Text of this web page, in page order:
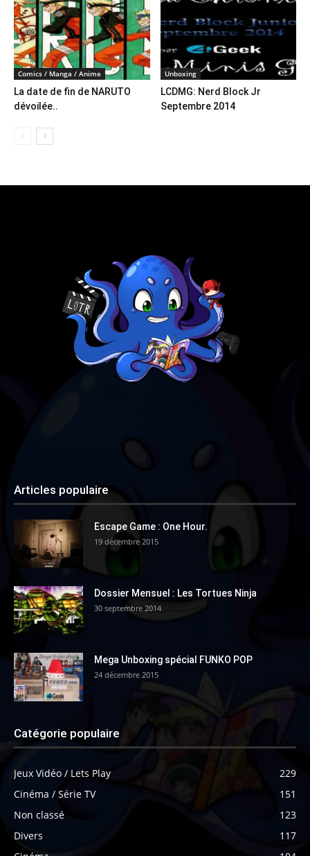
Comics / Manga / Anime
La date de fin de NARUTO
dévoilée..
Unboxing
LCDMG: Nerd Block Jr
Septembre 2014
Articles populaire
Escape Game : One Hour.
19 décembre 2015
Dossier Mensuel : Les Tortues Ninja
30 septembre 2014
Mega Unboxing spécial FUNKO POP
24 décembre 2015
Catégorie populaire
Jeux Vidéo / Lets Play
229
Cinéma / Série TV
151
Non classé
123
Divers
117